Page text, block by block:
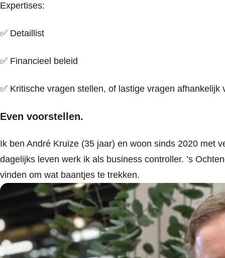
Expertises:
✅ Detaillist
✅ Financieel beleid
✅ Kritische vragen stellen, of lastige vragen afhankelijk
Even voorstellen.
Ik ben André Kruize (35 jaar) en woon sinds 2020 met
dagelijks leven werk ik als business controller. ’s
vinden om wat baantjes te trekken.